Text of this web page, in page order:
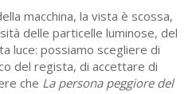
macchina, la vista è scossa,
delle particelle luminose, del
luce: possiamo scegliere di
del regista, di accettare di
che La persona peggiore del